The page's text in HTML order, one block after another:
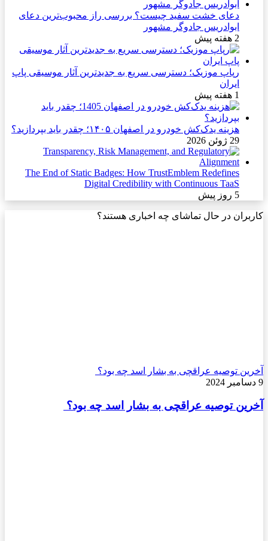
دعای خشت سفید چیست؟ بررسی راز محبوب‌ترین دعای
ابوادریس جادوگر مشهور
2 هفته پیش
رپاپ موزیک؛ دسترسی سریع به جدیدترین آثار موسیقی پاپ
ایران
1 هفته پیش
هزینه یدک‌کش خودرو در اصفهان ۱۴۰۵؛ چقدر باید بپردازید؟
29 ژوئن 2026
The End of Static Badges: How TrustEmblem Redefines
Digital Credibility with Continuous TaaS
5 روز پیش
کاربران در حال تماشای چه اخباری هستند؟
آخرین توصیه عراقچی به بشار اسد چه بود؟
9 دسامبر 2024
آخرین توصیه عراقچی به بشار اسد چه بود؟